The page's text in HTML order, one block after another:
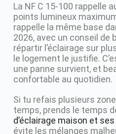
La NF C 15-100 rappelle
points lumineux
rappelle la même base
2026, avec un conseil de
répartir l’éclairage sur
le logement le justifie.
une panne survient, et
confortable au quotidien.
Si tu refais plusieurs
temps, prends le temps
d’éclairage maison et
évite les mélanges